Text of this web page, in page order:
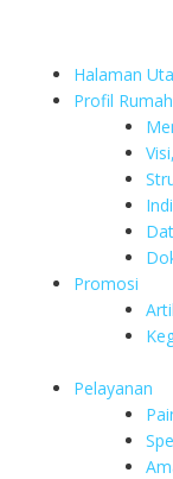
Halaman
Profil
Promosi
Pelayanan